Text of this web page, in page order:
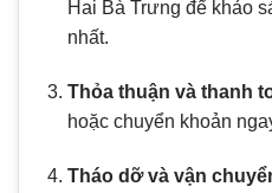
Hai Bà Trưng để khảo
nhất.
Thỏa thuận và thanh
hoặc chuyển khoản
Tháo dỡ và vận